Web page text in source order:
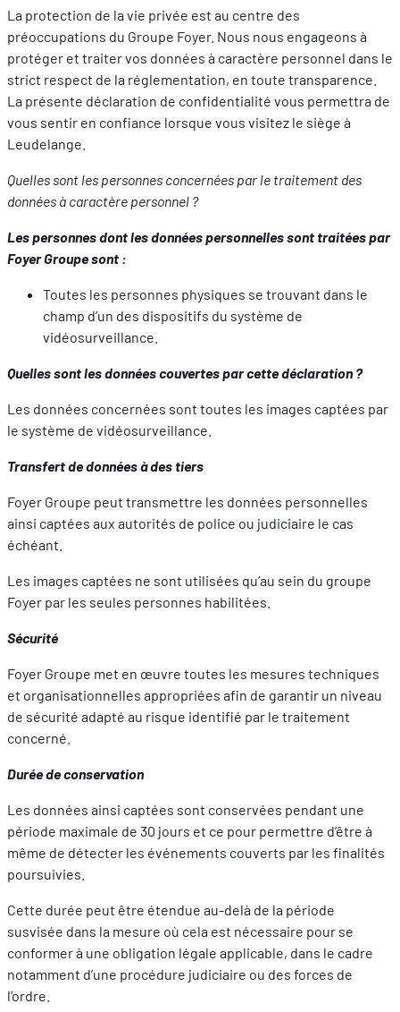
La protection de la vie privée est au centre des
préoccupations du Groupe Foyer. Nous nous engageons à
protéger et traiter vos données à caractère personnel dans le
strict respect de la réglementation, en toute transparence.
La présente déclaration de confidentialité vous permettra de
vous sentir en confiance lorsque vous visitez le siège à
Leudelange.
Quelles sont les personnes concernées par le traitement des
données à caractère personnel ?
Les personnes dont les données personnelles sont traitées par
Foyer Groupe sont :
Toutes les personnes physiques se trouvant dans le
champ d’un des dispositifs du système de
vidéosurveillance.
Quelles sont les données couvertes par cette déclaration ?
Les données concernées sont toutes les images captées par
le système de vidéosurveillance.
Transfert de données à des tiers
Foyer Groupe peut transmettre les données personnelles
ainsi captées aux autorités de police ou judiciaire le cas
échéant.
Les images captées ne sont utilisées qu’au sein du groupe
Foyer par les seules personnes habilitées.
Sécurité
Foyer Groupe met en œuvre toutes les mesures techniques
et organisationnelles appropriées afin de garantir un niveau
de sécurité adapté au risque identifié par le traitement
concerné.
Durée de conservation
Les données ainsi captées sont conservées pendant une
période maximale de 30 jours et ce pour permettre d’être à
même de détecter les événements couverts par les finalités
poursuivies.
Cette durée peut être étendue au-delà de la période
susvisée dans la mesure où cela est nécessaire pour se
conformer à une obligation légale applicable, dans le cadre
notamment d’une procédure judiciaire ou des forces de
l’ordre.